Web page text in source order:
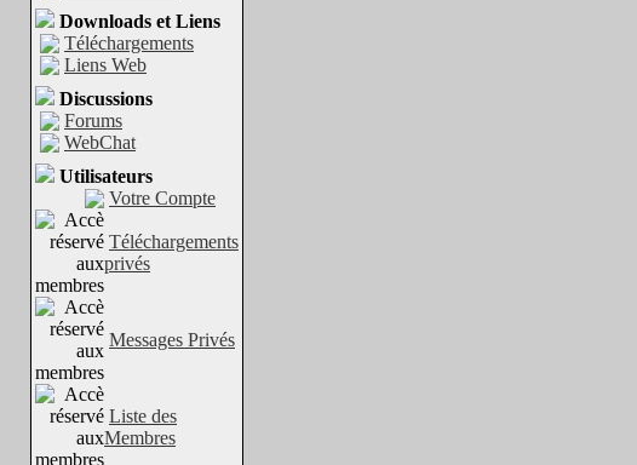
Downloads et Liens
Téléchargements
Liens Web
Discussions
Forums
WebChat
Utilisateurs
Votre Compte
Téléchargements
privés
Messages Privés
Liste des
Membres